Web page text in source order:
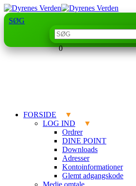
SØG
0
FORSIDE
LOG IND
Ordrer
DINE POINT
Downloads
Adresser
Kontoinformationer
Glemt adgangskode
Medie omtale